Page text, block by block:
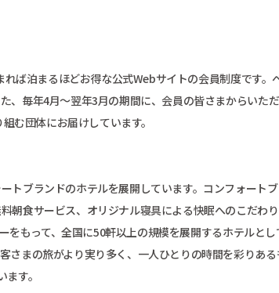
ば泊まるほどお得な公式Webサイトの会員制度です。
、毎年4月～翌年3月の期間に、会員の皆さまからいた
む団体にお届けしています。
トブランドのホテルを展開しています。コンフォート
朝食サービス、オリジナル寝具による快眠へのこだわ
をもって、全国に50軒以上の規模を展開するホテルとし
さまの旅がより実り多く、一人ひとりの時間を彩りある
す。